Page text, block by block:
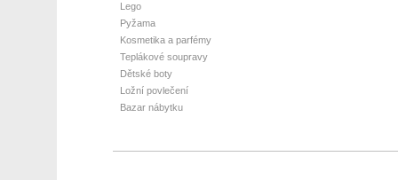
Lego
Pyžama
Kosmetika a parfémy
Teplákové soupravy
Dětské boty
Ložní povlečení
Bazar nábytku